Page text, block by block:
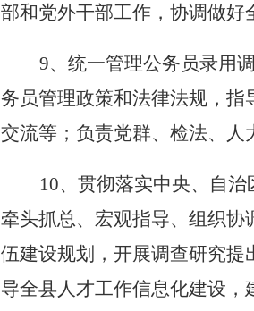
部和党外干部工作，协调做好
9、统一管理公务员录用
务员管理政策和法律法规，
交流等；负责党群、检法、人
10、贯彻落实中央、自
牵头抓总、宏观指导、组织
伍建设规划，开展调查研究
导全县人才工作信息化建设